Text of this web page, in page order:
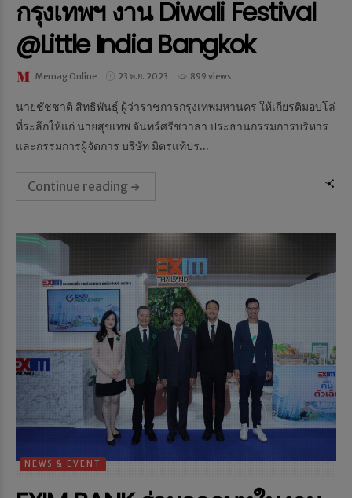
กรุงเทพฯ งาน Diwali Festival
@Little India Bangkok
Memag Online 23 พ.ย. 2023 899 views
นายชัชชาติ สิทธิพันธุ์ ผู้ว่าราชการกรุงเทพมหานคร ให้เกียรติมอบโล่
ที่ระลึกให้แก่ นายสุขเทพ จันทร์ศรีชวาลา ประธานกรรมการบริหาร
และกรรมการผู้จัดการ บริษัท มิตรแท้ปร...
Continue reading
NEWS & EVENT